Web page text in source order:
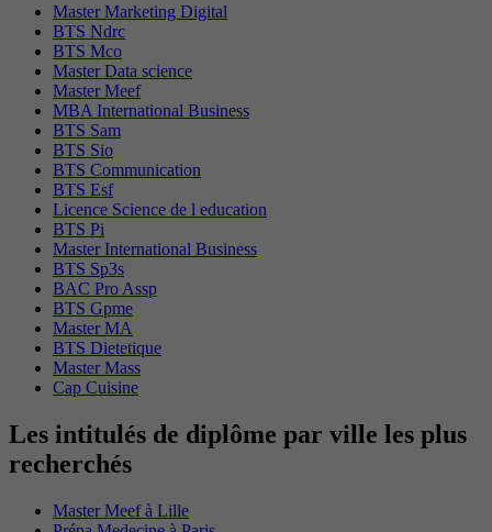
Master Marketing Digital
BTS Ndrc
BTS Mco
Master Data science
Master Meef
MBA International Business
BTS Sam
BTS Sio
BTS Communication
BTS Esf
Licence Science de l education
BTS Pi
Master International Business
BTS Sp3s
BAC Pro Assp
BTS Gpme
Master MA
BTS Dietetique
Master Mass
Cap Cuisine
Les intitulés de diplôme par ville les plus
recherchés
Master Meef à Lille